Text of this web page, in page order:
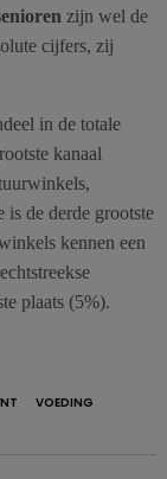
zijn wel de
cijfers, zij
in de totale
kanaal
de derde grootste
kennen een
plaats (5%).
VOEDING